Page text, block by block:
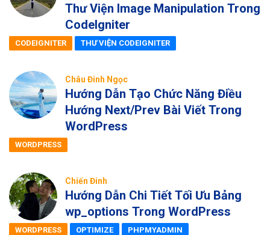
Thư Viện Image Manipulation Trong
CodeIgniter
CODEIGNITER THƯ VIỆN CODEIGNITER
Châu Đinh Ngọc
Hướng Dẫn Tạo Chức Năng Điều
Hướng Next/Prev Bài Viết Trong
WordPress
WORDPRESS
Chiến Đinh
Hướng Dẫn Chi Tiết Tối Ưu Bảng
wp_options Trong WordPress
WORDPRESS OPTIMIZE PHPMYADMIN